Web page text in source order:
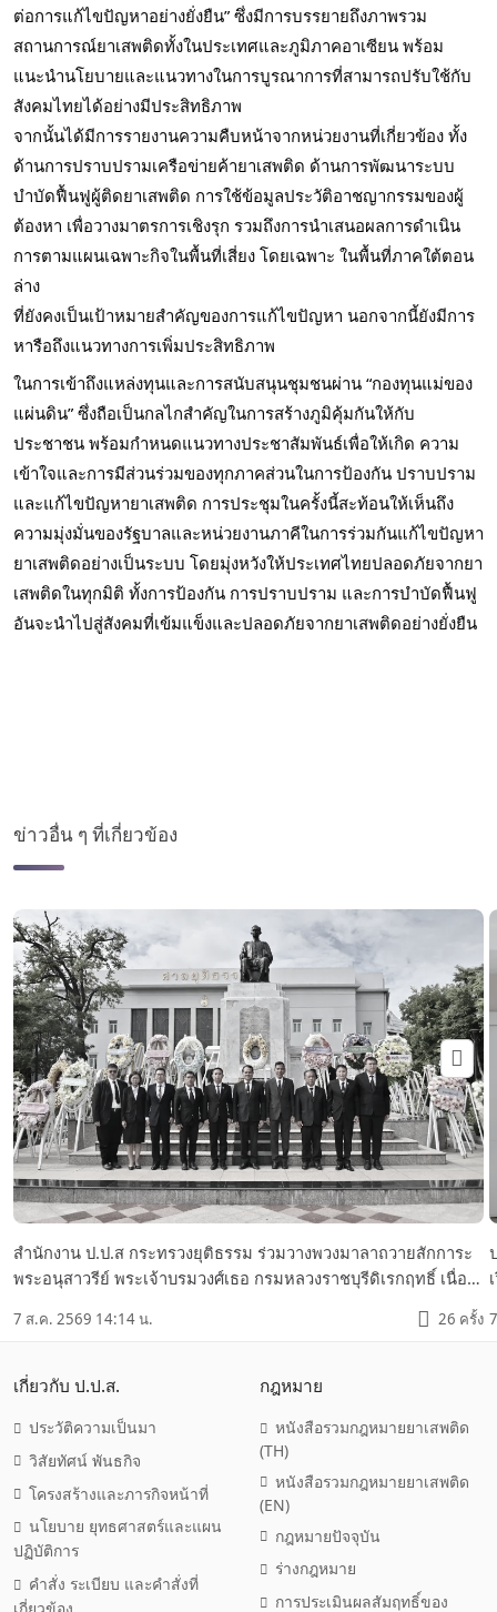
ต่อการแก้ไขปัญหาอย่างยั่งยืน” ซึ่งมีการบรรยายถึงภาพรวม
สถานการณ์ยาเสพติดทั้งในประเทศและภูมิภาคอาเซียน พร้อม
แนะนำนโยบายและแนวทางในการบูรณาการที่สามารถปรับใช้กับ
สังคมไทยได้อย่างมีประสิทธิภาพ
จากนั้นได้มีการรายงานความคืบหน้าจากหน่วยงานที่เกี่ยวข้อง ทั้ง
ด้านการปราบปรามเครือข่ายค้ายาเสพติด ด้านการพัฒนาระบบ
บำบัดฟื้นฟูผู้ติดยาเสพติด การใช้ข้อมูลประวัติอาชญากรรมของผู้
ต้องหา เพื่อวางมาตรการเชิงรุก รวมถึงการนำเสนอผลการดำเนิน
การตามแผนเฉพาะกิจในพื้นที่เสี่ยง โดยเฉพาะ ในพื้นที่ภาคใต้ตอน
ล่าง
ที่ยังคงเป็นเป้าหมายสำคัญของการแก้ไขปัญหา นอกจากนี้ยังมีการ
หารือถึงแนวทางการเพิ่มประสิทธิภาพ
ในการเข้าถึงแหล่งทุนและการสนับสนุนชุมชนผ่าน “กองทุนแม่ของ
แผ่นดิน” ซึ่งถือเป็นกลไกสำคัญในการสร้างภูมิคุ้มกันให้กับ
ประชาชน พร้อมกำหนดแนวทางประชาสัมพันธ์เพื่อให้เกิด ความ
เข้าใจและการมีส่วนร่วมของทุกภาคส่วนในการป้องกัน ปราบปราม
และแก้ไขปัญหายาเสพติด การประชุมในครั้งนี้สะท้อนให้เห็นถึง
ความมุ่งมั่นของรัฐบาลและหน่วยงานภาคีในการร่วมกันแก้ไขปัญหา
ยาเสพติดอย่างเป็นระบบ โดยมุ่งหวังให้ประเทศไทยปลอดภัยจากยา
เสพติดในทุกมิติ ทั้งการป้องกัน การปราบปราม และการบำบัดฟื้นฟู
อันจะนำไปสู่สังคมที่เข้มแข็งและปลอดภัยจากยาเสพติดอย่างยั่งยืน
ข่าวอื่น ๆ ที่เกี่ยวข้อง
สำนักงาน ป.ป.ส กระทรวงยุติธรรม ร่วมวางพวงมาลาถวายสักการะ
พระอนุสาวรีย์ พระเจ้าบรมวงศ์เธอ กรมหลวงราชบุรีดิเรกฤทธิ์ เนื่อง
7 ส.ค. 2569 14:14 น. 26 ครั้ง
เกี่ยวกับ ป.ป.ส.
ประวัติความเป็นมา
วิสัยทัศน์ พันธกิจ
โครงสร้างและภารกิจหน้าที่
นโยบาย ยุทธศาสตร์และแผน
ปฏิบัติการ
คำสั่ง ระเบียบ และคำสั่งที่
กฎหมาย
หนังสือรวมกฎหมายยาเสพติด
(TH)
หนังสือรวมกฎหมายยาเสพติด
(EN)
กฎหมายปัจจุบัน
ร่างกฎหมาย
การประเมินผลสัมฤทธิ์ของ